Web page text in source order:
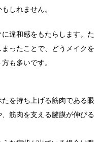
しれません。
違和感をもたらします。た
ったことで、どうメイクを
も多いです。
を持ち上げる筋肉である眼
筋肉を支える腱膜が伸びる